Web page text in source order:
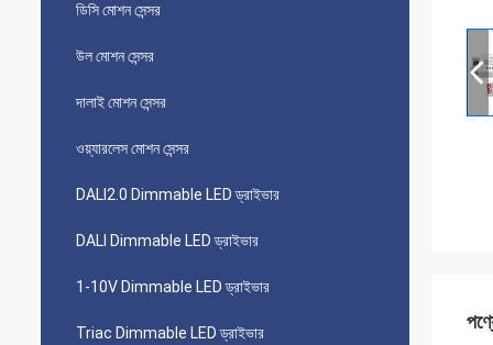
ডিসি মোশন সেন্সর
উল মোশন সেন্সর
দালাই মোশন সেন্সর
ওয়্যারলেস মোশন সেন্সর
DALI2.0 Dimmable LED ড্রাইভার
DALI Dimmable LED ড্রাইভার
1-10V Dimmable LED ড্রাইভার
Triac Dimmable LED ড্রাইভার